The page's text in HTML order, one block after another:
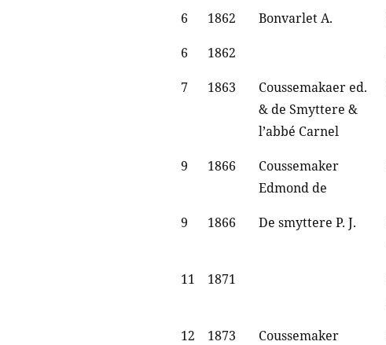
6
1862 Bonvarlet A.
6
1862
7
1863
Coussemakaer ed.
& de Smyttere &
l’abbé Carnel
9 1866
Coussemaker
Edmond de
9 1866 De smyttere P. J.
11 1871
12 1873
Coussemaker